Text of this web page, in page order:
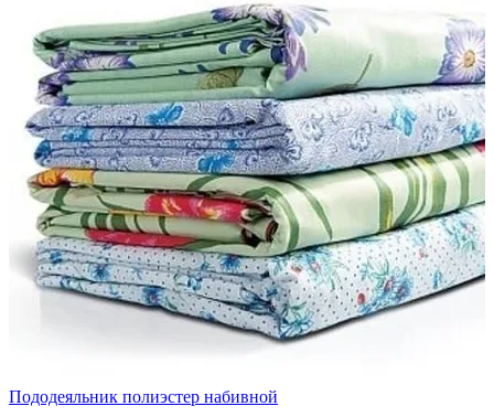
Пододеяльник полиэстер набивной